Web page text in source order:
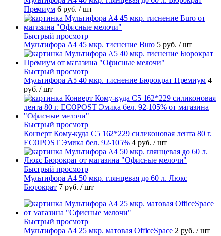
Премиум 6 руб. / шт
Быстрый просмотр
Мультифора А4 45 мкр. тиснение Buro 5 руб. / шт
Быстрый просмотр
Мультифора А5 40 мкр. тиснение Бюрократ Премиум 4
руб. / шт
Быстрый просмотр
Конверт Кому-куда С5 162*229 силиконовая лента 80 г.
ECOPOST Эмика бел. 92-105% 4 руб. / шт
Быстрый просмотр
Мультифора А4 50 мкр. глянцевая до 60 л. Люкс
Бюрократ 7 руб. / шт
Быстрый просмотр
Мультифора А4 25 мкр. матовая OfficeSpace 2 руб. / шт